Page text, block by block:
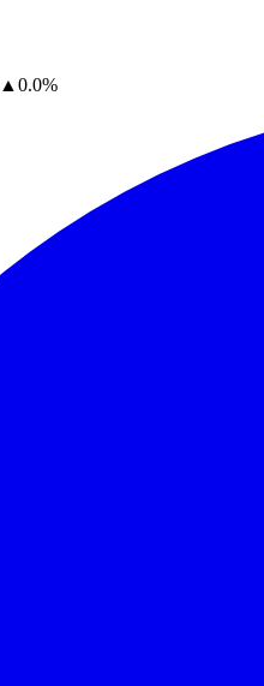
▲ 0.0%